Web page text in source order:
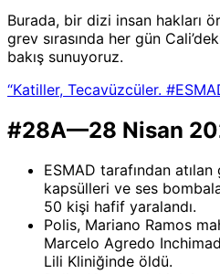
Burada, bir dizi insan hakları
grev sırasında her gün
bakış sunuyoruz.
“Katiller, Tecavüzcüler.
#28A—28 Nisan
ESMAD tarafından
kapsülleri ve ses
50 kişi hafif yaralandı.
Polis, Mariano Ramos
Marcelo Agredo
Lili Kliniğinde öldü.